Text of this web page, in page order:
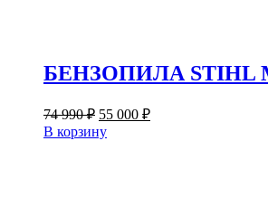
БЕНЗОПИЛА STIHL
74 990₽ Первоначальная
цена
составляла
55 000 ₽Текущая
В корзину